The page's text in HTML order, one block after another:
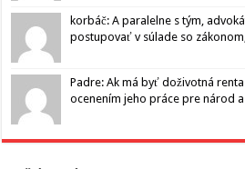
korbáč: A paralelne s tým,
postupovať v súlade so
Padre: Ak má byť doživotná
ocenením jeho práce pre národ